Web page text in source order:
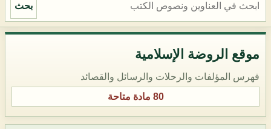
بحث
موقع الروضة الإسلامية
فهرس المؤلفات والرحلات والرسائل والقصائد
80 مادة متاحة